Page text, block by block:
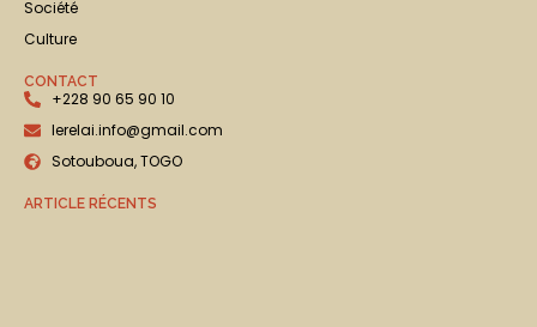
Société
Culture
CONTACT
+228 90 65 90 10
lerelai.info@gmail.com
Sotouboua, TOGO
ARTICLE RÉCENTS